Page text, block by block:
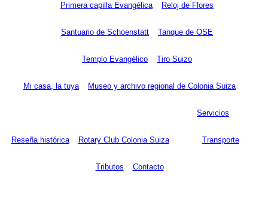
Primera capilla Evangélica Reloj de Flores
Santuario de Schoenstatt Tanque de OSE
Templo Evangélico Tiro Suizo
Mi casa, la tuya Museo y archivo regional de Colonia Suiza
Reseña histórica Rotary Club Colonia Suiza
Servicios
Transporte
Tributos Contacto